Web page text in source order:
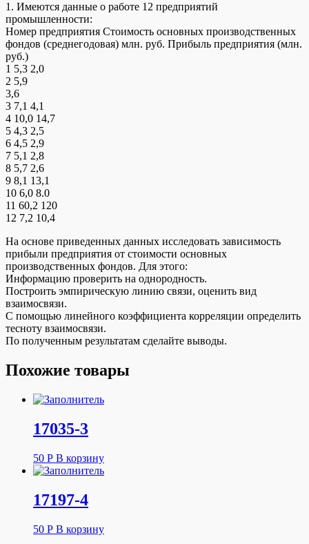
1. Имеются данные о работе 12 предприятий
промышленности:
Номер предприятия Стоимость основных производственных
фондов (среднегодовая) млн. руб. Прибыль предприятия (млн.
руб.)
1 5,3 2,0
2 5,9
3,6
3 7,1 4,1
4 10,0 14,7
5 4,3 2,5
6 4,5 2,9
7 5,1 2,8
8 5,7 2,6
9 8,1 13,1
10 6,0 8.0
11 60,2 120
12 7,2 10,4
На основе приведенных данных исследовать зависимость
прибыли предприятия от стоимости основных
производственных фондов. Для этого:
Информацию проверить на однородность.
Построить эмпирическую линию связи, оценить вид
взаимосвязи.
С помощью линейного коэффициента корреляции определить
тесноту взаимосвязи.
По полученным результатам сделайте выводы.
Похожие товары
17035-3
50 Р В корзину
17197-4
50 Р В корзину